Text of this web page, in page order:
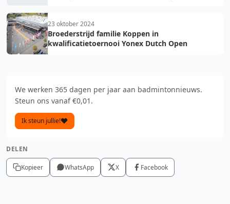
23 oktober 2024
Broederstrijd familie Koppen in
kwalificatietoernooi Yonex Dutch Open
We werken 365 dagen per jaar aan badmintonnieuws.
Steun ons vanaf €0,01.
Ik steun jullie!
DELEN
Kopieer WhatsApp X Facebook